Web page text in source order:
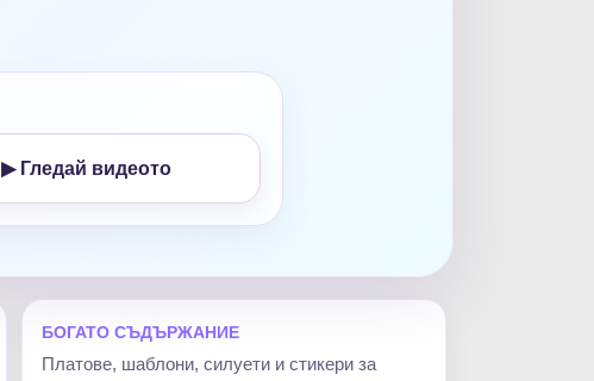
▶ Гледай видеото
БОГАТО СЪДЪРЖАНИЕ
Платове, шаблони, силуети и стикери за